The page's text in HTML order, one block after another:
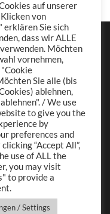
auf unserer
von
erklären Sie sich
dass wir ALLE
Möchten
vornehmen,
Sie alle (bis
ablehnen,
/ We use
to give you the
by
preferences and
“Accept All”,
use of ALL the
you may visit
to provide a
/ Settings